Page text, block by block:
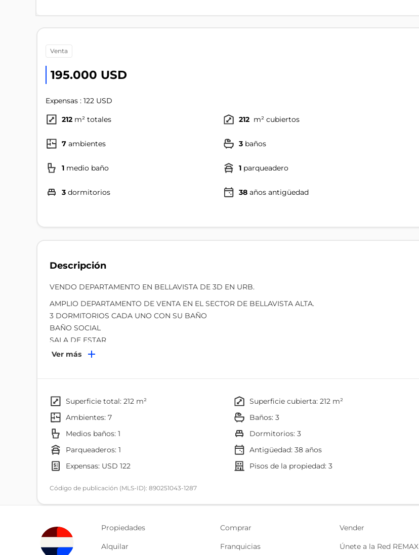
venta
195.000 USD
Expensas : 122 USD
212 m² totales 212 m² cubiertos
7 ambientes 3 baños
1 medio baño 1 parqueadero
3 dormitorios 38 años antigüedad
Descripción
VENDO DEPARTAMENTO EN BELLAVISTA DE 3D EN URB.
AMPLIO DEPARTAMENTO DE VENTA EN EL SECTOR DE BELLAVISTA ALTA.
3 DORMITORIOS CADA UNO CON SU BAÑO
BAÑO SOCIAL
SALA DE ESTAR
ESTUDIO
COMEDOR
COCINA AMPLIA
BAÑO Y CUARTO DE SERVICIO
AREA DE LAVANDERIA
1 PARQUEO
PATIO CON BBQ
EL DEPARTAMENTO ESTA UBICADO EN URBANIZACION BELLAVISTA ALTA , $35 DE CONDOMINIO ,
GUARDIA 24-7, PARQUE , SALIDA DIRECTA AL PARQUE METROPOLITANO, UPC.
Ver más
superficie total: 212 m²
superficie cubierta: 212 m²
ambientes: 7
baños: 3
Medios baños: 1
dormitorios: 3
parqueaderos: 1
Antigüedad:38años
expensas: USD 122
pisos de la propiedad: 3
Código de publicación (MLS-ID): 890251043-1287
Propiedades Comprar Vender
Alquilar Franquicias Únete a la Red REMAX